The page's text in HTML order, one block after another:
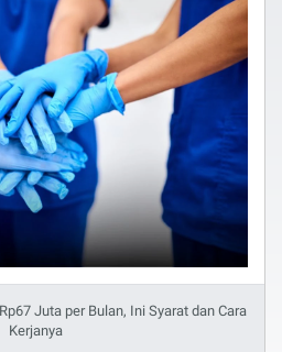
Juta per Bulan, Ini Syarat dan Cara
Kerjanya